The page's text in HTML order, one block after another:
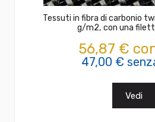
Tessuti in fibra di carbonio
g/m2, con una
56,87 €
47,00 €
Vedi